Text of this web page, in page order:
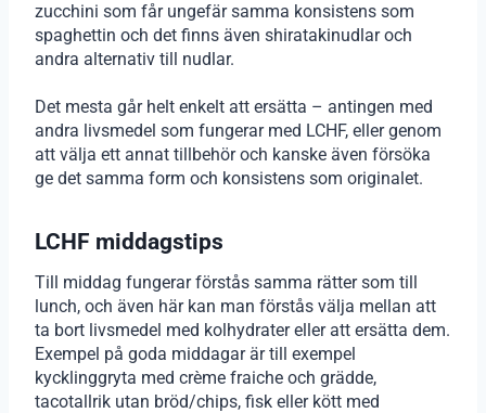
zucchini som får ungefär samma konsistens som
spaghettin och det finns även shiratakinudlar och
andra alternativ till nudlar.
Det mesta går helt enkelt att ersätta – antingen med
andra livsmedel som fungerar med LCHF, eller genom
att välja ett annat tillbehör och kanske även försöka
ge det samma form och konsistens som originalet.
LCHF middagstips
Till middag fungerar förstås samma rätter som till
lunch, och även här kan man förstås välja mellan att
ta bort livsmedel med kolhydrater eller att ersätta dem.
Exempel på goda middagar är till exempel
kycklinggryta med crème fraiche och grädde,
tacotallrik utan bröd/chips, fisk eller kött med